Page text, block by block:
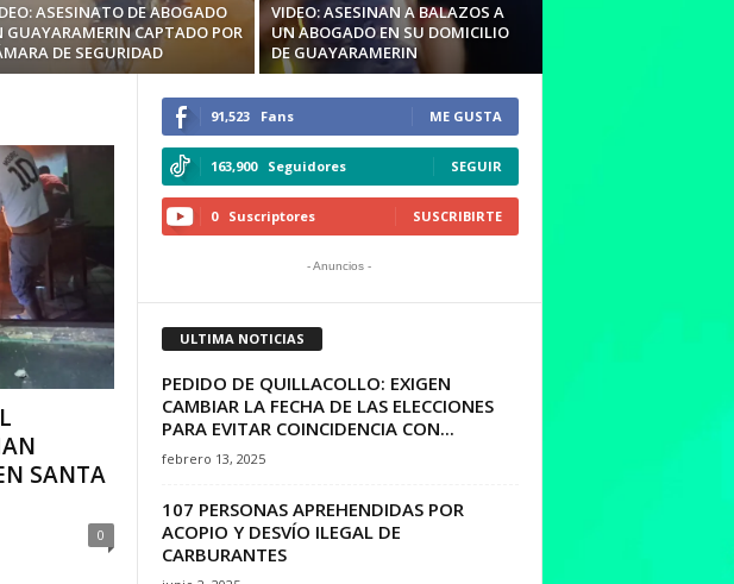
ASESINATO DE ABOGADO
GUAYARAMERIN CAPTADO POR
DE SEGURIDAD
VIDEO: ASESINAN A BALAZOS A
UN ABOGADO EN SU DOMICILIO
DE GUAYARAMERIN
SANTA
0
91,523 Fans ME GUSTA
163,900 Seguidores SEGUIR
0 Suscriptores SUSCRIBIRTE
- Anuncios -
ULTIMA NOTICIAS
PEDIDO DE QUILLACOLLO: EXIGEN
CAMBIAR LA FECHA DE LAS ELECCIONES
PARA EVITAR COINCIDENCIA CON...
febrero 13, 2025
107 PERSONAS APREHENDIDAS POR
ACOPIO Y DESVÍO ILEGAL DE
CARBURANTES